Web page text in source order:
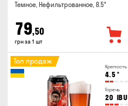
Темное, Нефильтрованное, 8.5°
79,50
грн за 1 шт
Крепость
4.5 °
Горечь
20 IBU
Топ продаж